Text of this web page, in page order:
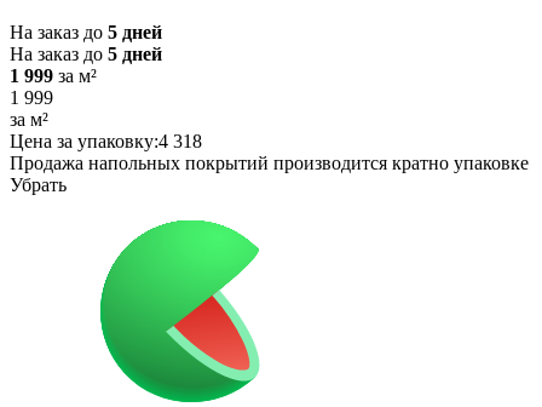
На заказ до 5 дней
На заказ до 5 дней
1 999 за м²
1 999
за м²
Цена за упаковку:4 318
Продажа напольных покрытий производится кратно упаковке
Убрать